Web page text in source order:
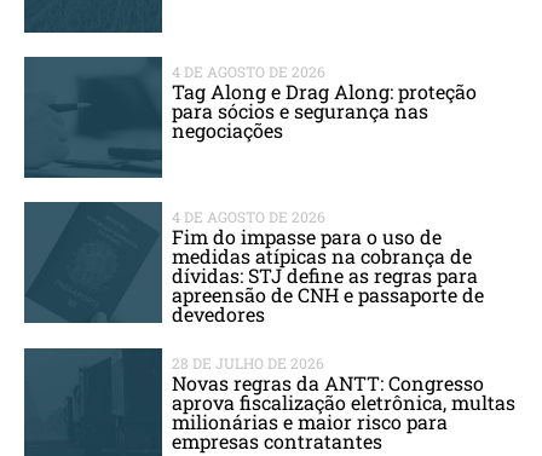
4 DE AGOSTO DE 2026
Tag Along e Drag Along: proteção
para sócios e segurança nas
negociações
4 DE AGOSTO DE 2026
Fim do impasse para o uso de
medidas atípicas na cobrança de
dívidas: STJ define as regras para
apreensão de CNH e passaporte de
devedores
28 DE JULHO DE 2026
Novas regras da ANTT: Congresso
aprova fiscalização eletrônica, multas
milionárias e maior risco para
empresas contratantes